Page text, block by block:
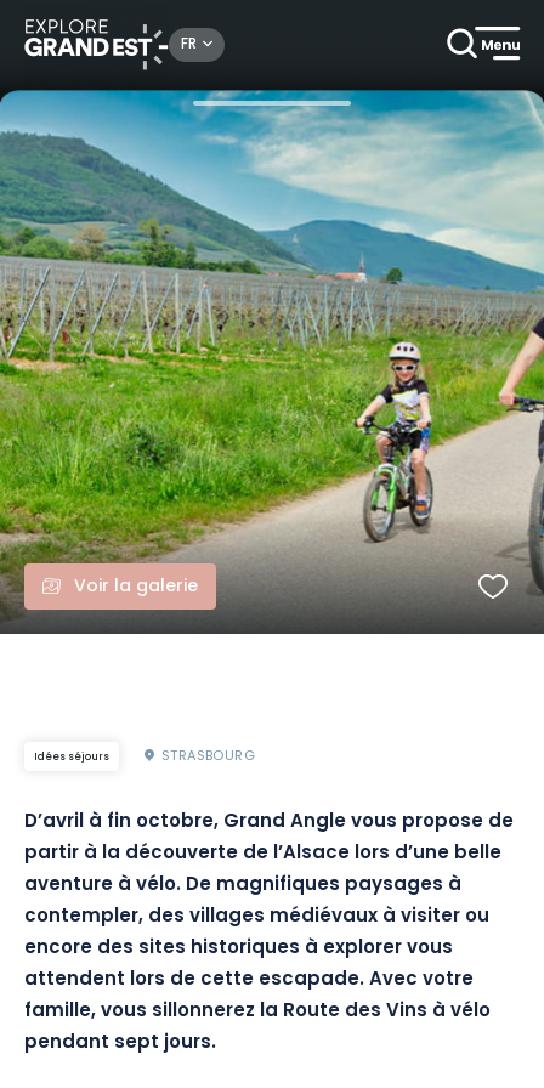
FR
Idées séjours L'Alsace à vélo en famille
Voir la galerie
Idées séjours STRASBOURG
D’avril à fin octobre, Grand Angle vous propose de
partir à la découverte de l’Alsace lors d’une belle
aventure à vélo. De magnifiques paysages à
contempler, des villages médiévaux à visiter ou
encore des sites historiques à explorer vous
attendent lors de cette escapade. Avec votre
famille, vous sillonnerez la Route des Vins à vélo
pendant sept jours.